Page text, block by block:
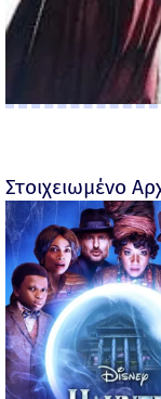
Στοιχειωμένο